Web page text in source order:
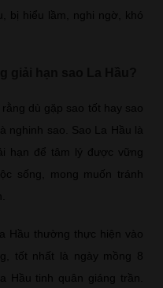
bị hiểu lầm, nghi ngờ, khó
dù gặp sao tốt hay sao
nghinh sao. Sao La Hầu là
hạn để tâm lý được vững
sống, mong muốn tránh
Hầu thường thực hiện vào
tốt nhất là ngày mồng 8
Hầu tinh quân giáng trần.